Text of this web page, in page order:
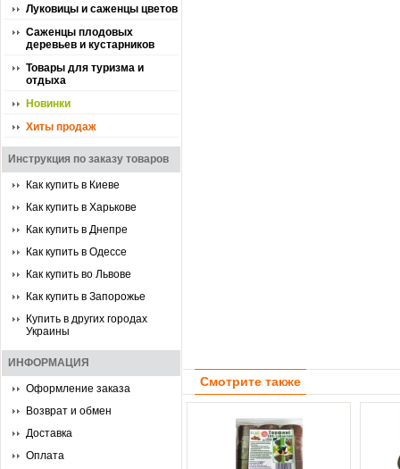
Луковицы и саженцы цветов
Саженцы плодовых
деревьев и кустарников
Товары для туризма и
отдыха
Новинки
Хиты продаж
Инструкция по заказу товаров
Как купить в Киеве
Как купить в Харькове
Как купить в Днепре
Как купить в Одессе
Как купить во Львове
Как купить в Запорожье
Купить в других городах
Украины
ИНФОРМАЦИЯ
Оформление заказа
Возврат и обмен
Доставка
Оплата
Смотрите также